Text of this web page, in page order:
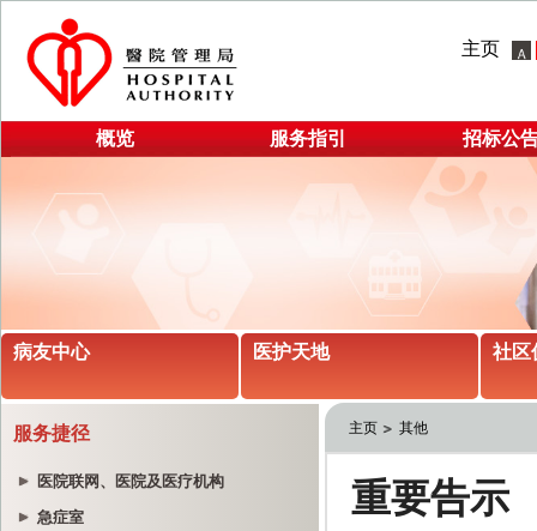
主页
概览 服务指引 招标公
病友中心 医护天地 社区
服务捷径
医院联网、医院及医疗机构
急症室
主页 其他